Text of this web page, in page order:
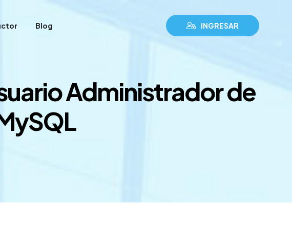
Blog INGRESAR
Administrador de